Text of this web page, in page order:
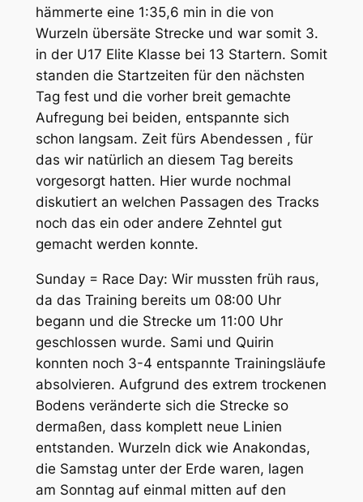
hämmerte eine 1:35,6 min in die von
Wurzeln übersäte Strecke und war somit 3.
in der U17 Elite Klasse bei 13 Startern. Somit
standen die Startzeiten für den nächsten
Tag fest und die vorher breit gemachte
Aufregung bei beiden, entspannte sich
schon langsam. Zeit fürs Abendessen , für
das wir natürlich an diesem Tag bereits
vorgesorgt hatten. Hier wurde nochmal
diskutiert an welchen Passagen des Tracks
noch das ein oder andere Zehntel gut
gemacht werden konnte.
Sunday = Race Day: Wir mussten früh raus,
da das Training bereits um 08:00 Uhr
begann und die Strecke um 11:00 Uhr
geschlossen wurde. Sami und Quirin
konnten noch 3-4 entspannte Trainingsläufe
absolvieren. Aufgrund des extrem trockenen
Bodens veränderte sich die Strecke so
dermaßen, dass komplett neue Linien
entstanden. Wurzeln dick wie Anakondas,
die Samstag unter der Erde waren, lagen
am Sonntag auf einmal mitten auf den